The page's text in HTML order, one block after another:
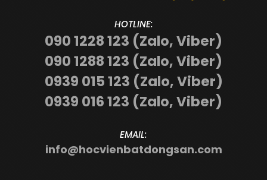
HOTLINE:
090 1228 123 (Zalo, Viber)
090 1288 123 (Zalo, Viber)
0939 015 123 (Zalo, Viber)
0939 016 123 (Zalo, Viber)
EMAIL:
info@hocvienbatdongsan.com